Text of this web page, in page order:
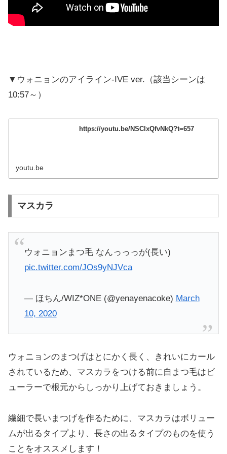
▼ウォニョンのアイライン-IVE ver.（該当シーンは
10:57～）
https://youtu.be/NSClxQfvNkQ?t=657
youtu.be
マスカラ
ウォニョンまつ毛 なんっっっが(長い)
pic.twitter.com/JOs9yNJVca
— ほちん/WIZ*ONE (@yenayenacoke) March
10, 2020
ウォニョンのまつげはとにかく長く、きれいにカール
されているため、マスカラをつける前に自まつ毛はビ
ューラーで根元からしっかり上げておきましょう。
繊細で長いまつげを作るために、マスカラはボリュー
ムが出るタイプより、長さの出るタイプのものを使う
ことをオススメします！